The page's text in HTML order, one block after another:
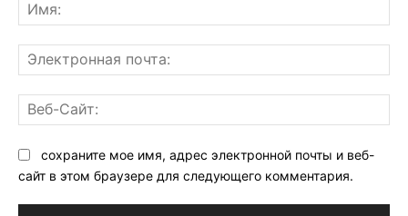
сохраните мое имя, адрес электронной почты и веб-
сайт в этом браузере для следующего комментария.